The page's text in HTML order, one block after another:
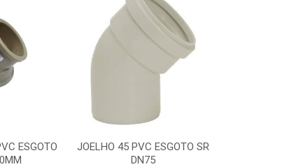
ESGOTO
JOELHO 45 PVC ESGOTO SR
DN75